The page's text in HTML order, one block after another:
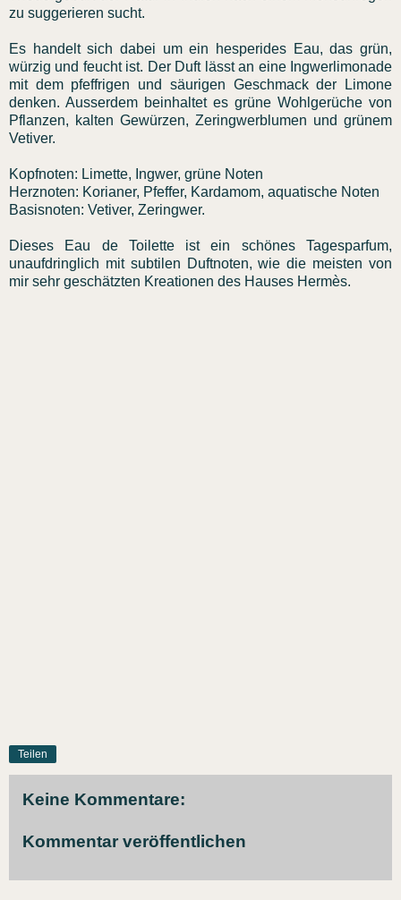
zu suggerieren sucht.
Es handelt sich dabei um ein hesperides Eau, das grün,
würzig und feucht ist. Der Duft lässt an eine Ingwerlimonade
mit dem pfeffrigen und säurigen Geschmack der Limone
denken. Ausserdem beinhaltet es grüne Wohlgerüche von
Pflanzen, kalten Gewürzen, Zeringwerblumen und grünem
Vetiver.
Kopfnoten: Limette, Ingwer, grüne Noten
Herznoten: Korianer, Pfeffer, Kardamom, aquatische Noten
Basisnoten: Vetiver, Zeringwer.
Dieses Eau de Toilette ist ein schönes Tagesparfum,
unaufdringlich mit subtilen Duftnoten, wie die meisten von
mir sehr geschätzten Kreationen des Hauses Hermès.
Teilen
Keine Kommentare:
Kommentar veröffentlichen